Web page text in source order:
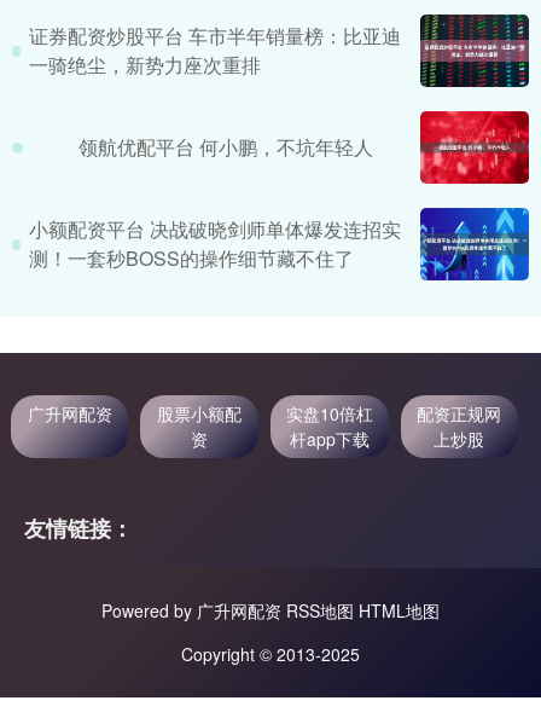
证券配资炒股平台 车市半年销量榜：比亚迪
一骑绝尘，新势力座次重排
领航优配平台 何小鹏，不坑年轻人
小额配资平台 决战破晓剑师单体爆发连招实
测！一套秒BOSS的操作细节藏不住了
广升网配资
股票小额配
资
实盘10倍杠
杆app下载
配资正规网
上炒股
友情链接：
Powered by 广升网配资 RSS地图 HTML地图
Copyright © 2013-2025